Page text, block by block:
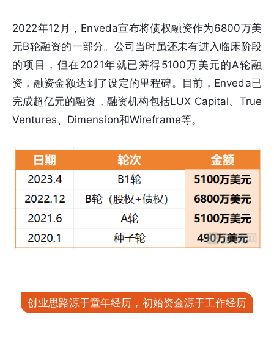
2022年12月，Enveda宣布将债权融资作为6800万美
元B轮融资的一部分。公司当时虽还未有进入临床阶段
的项目，但在2021年就已筹得5100万美元的A轮融
资，融资金额达到了设定的里程碑。目前，Enveda已
完成超亿元的融资，融资机构包括LUX Capital、True
Ventures、Dimension和Wireframe等。
创业思路源于童年经历，初始资金源于工作经历